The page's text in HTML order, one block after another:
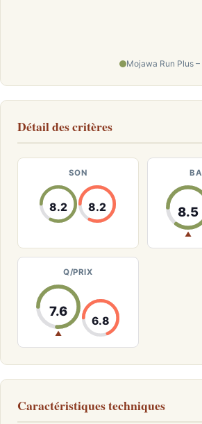
Mojawa Run Plus
Détail des critères
SON
8.2 8.2 8.5
▲
Q/PRIX
7.6
▲
6.8
Caractéristiques techniques